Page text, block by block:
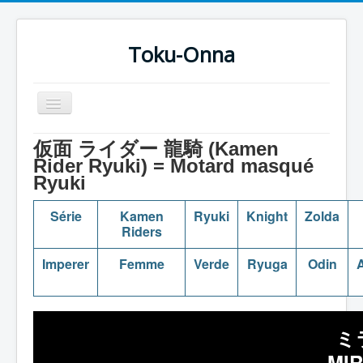
Toku-Onna
Basculer
la
Accueil
Toku-Actrices
Toku-Critiques
Séries
Films
Dessins
仮面 ライダー 龍騎 (Kamen
Rider Ryuki) = Motard masqué
Ryuki
Série
Kamen
Riders
Ryuki Knight Zolda
Imperer Femme Verde Ryuga Odin